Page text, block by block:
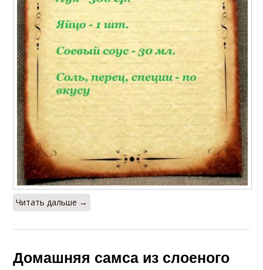
Читать дальше →
Домашняя самса из слоеного